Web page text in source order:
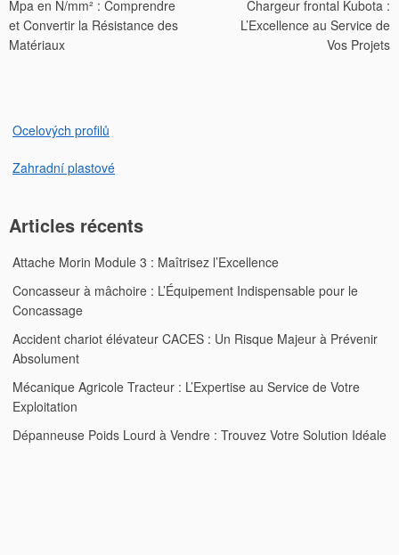
de
l’article
Mpa en N/mm² : Comprendre
et Convertir la Résistance des
Matériaux
Chargeur frontal Kubota :
L’Excellence au Service de
Vos Projets
Ocelových profilů
Zahradní plastové
Articles récents
Attache Morin Module 3 : Maîtrisez l’Excellence
Concasseur à mâchoire : L’Équipement Indispensable pour le
Concassage
Accident chariot élévateur CACES : Un Risque Majeur à Prévenir
Absolument
Mécanique Agricole Tracteur : L’Expertise au Service de Votre
Exploitation
Dépanneuse Poids Lourd à Vendre : Trouvez Votre Solution Idéale